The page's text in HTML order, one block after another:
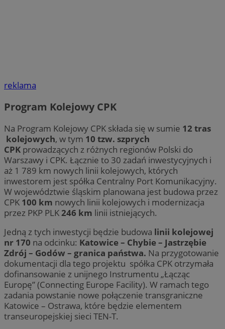
reklama
Program Kolejowy CPK
Na Program Kolejowy CPK składa się w sumie 12 tras
kolejowych, w tym 10 tzw. szprych
CPK prowadzących z różnych regionów Polski do
Warszawy i CPK. Łącznie to 30 zadań inwestycyjnych i
aż 1 789 km nowych linii kolejowych, których
inwestorem jest spółka Centralny Port Komunikacyjny.
W województwie śląskim planowana jest budowa przez
CPK 100 km nowych linii kolejowych i modernizacja
przez PKP PLK246 km linii istniejących.
Jedną z tych inwestycji będzie budowa linii kolejowej
nr 170 na odcinku: Katowice – Chybie – Jastrzębie
Zdrój – Godów – granica państwa. Na przygotowanie
dokumentacji dla tego projektu spółka CPK otrzymała
dofinansowanie z unijnego Instrumentu „Łącząc
Europę” (Connecting Europe Facility). W ramach tego
zadania powstanie nowe połączenie transgraniczne
Katowice – Ostrawa, które będzie elementem
transeuropejskiej sieci TEN-T.